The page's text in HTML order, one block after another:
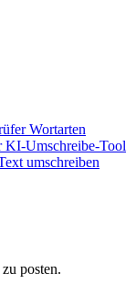
Wortarten
KI-Umschreibe-Tool
umschreiben
posten.